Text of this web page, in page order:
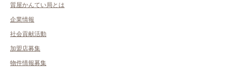
質屋かんてい局とは
企業情報
社会貢献活動
加盟店募集
物件情報募集